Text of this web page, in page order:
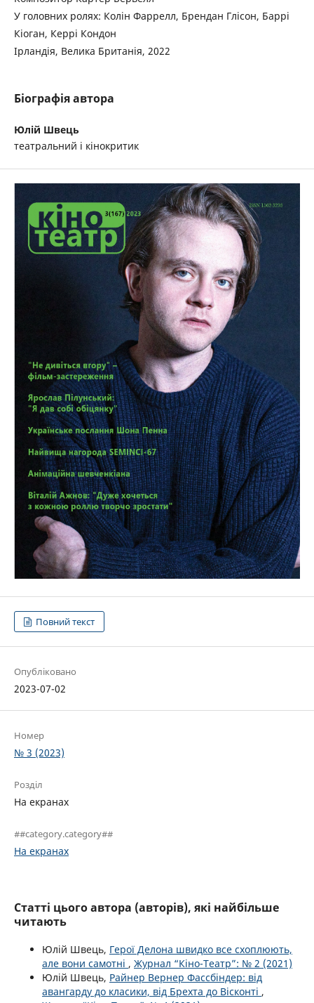
У головних ролях: Колін Фаррелл, Брендан Глісон, Баррі
Кіоган, Керрі Кондон
Ірландія, Велика Британія, 2022
Біографія автора
Юлій Швець
театральний і кінокритик
Повний текст
Опубліковано
2023-07-02
Номер
№ 3 (2023)
Розділ
На екранах
##category.category##
На екранах
Статті цього автора (авторів), які найбільше
читають
Юлій Швець, Герої Делона швидко все схоплюють,
але вони самотні , Журнал “Кіно-Театр”: № 2 (2021)
Юлій Швець, Райнер Вернер Фассбіндер: від
авангарду до класики, від Брехта до Вісконті ,